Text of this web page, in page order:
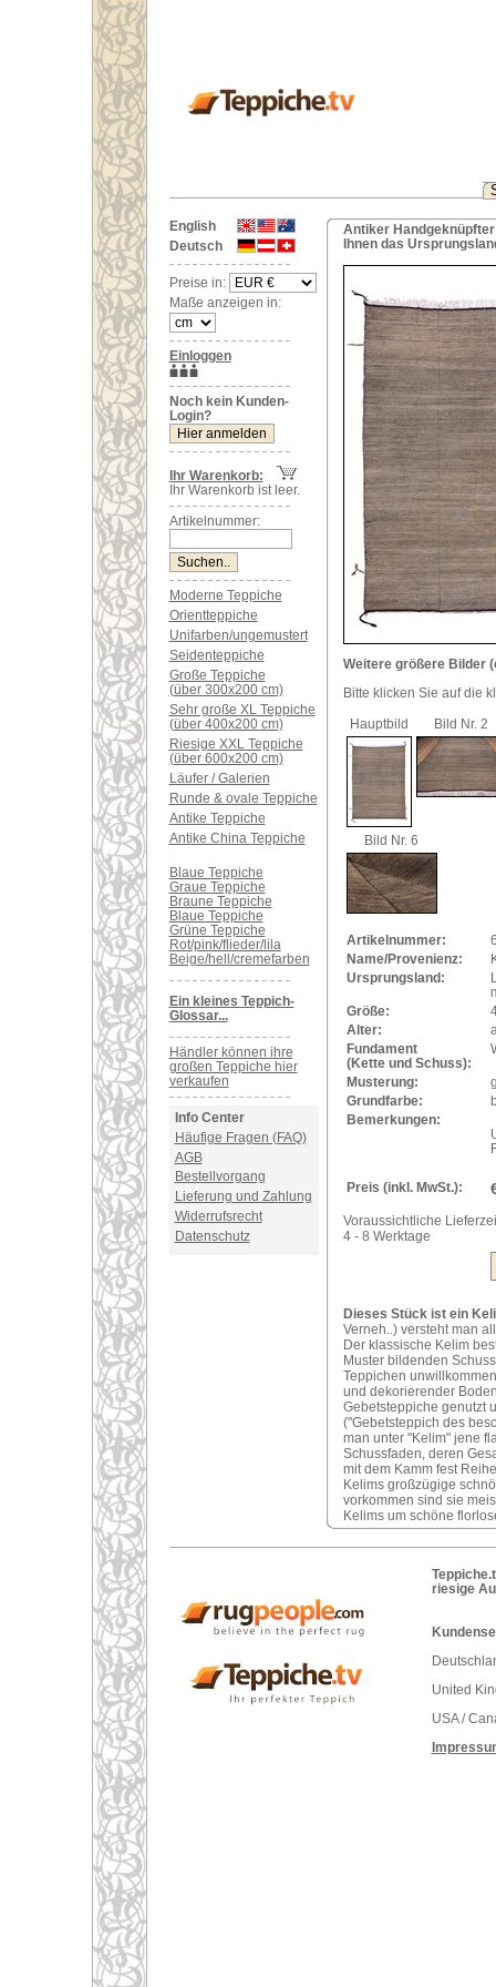
English
Deutsch
Preise in:
Maße anzeigen in:
Einloggen
Noch kein Kunden-
Login?
Ihr Warenkorb:
Ihr Warenkorb ist leer.
Artikelnummer:
Moderne Teppiche
Orientteppiche
Unifarben/ungemustert
Seidenteppiche
Große Teppiche
(über 300x200 cm)
Sehr große XL Teppiche
(über 400x200 cm)
Riesige XXL Teppiche
(über 600x200 cm)
Läufer / Galerien
Runde & ovale Teppiche
Antike Teppiche
Antike China Teppiche
Blaue Teppiche
Graue Teppiche
Braune Teppiche
Blaue Teppiche
Grüne Teppiche
Rot/pink/flieder/lila
Beige/hell/cremefarben
Ein kleines Teppich-
Glossar...
Händler können ihre
großen Teppiche hier
verkaufen
Info Center
Häufige Fragen (FAQ)
AGB
Bestellvorgang
Lieferung und Zahlung
Widerrufsrecht
Datenschutz
Antiker
Ihnen das
Weitere größere Bilder
Bitte klicken Sie auf die
Hauptbild
Bild Nr. 2
Bild Nr. 6
Artikelnummer:
Name/Provenienz:
Ursprungsland:
Größe:
Alter:
Fundament
(Kette und Schuss):
Musterung:
Grundfarbe:
Bemerkungen:
Preis (inkl. MwSt.):
Voraussichtliche
4 - 8 Werktage
Dieses Stück ist ein
Verneh..) versteht man
Der klassische Kelim
Muster bildenden
Teppichen
und dekorierender
Gebetsteppiche genutzt
("Gebetsteppich des
man unter "Kelim" jene
Schussfaden, deren
mit dem Kamm fest
Kelims großzügige
vorkommen sind sie
Kelims um schöne
riesige
United
USA /